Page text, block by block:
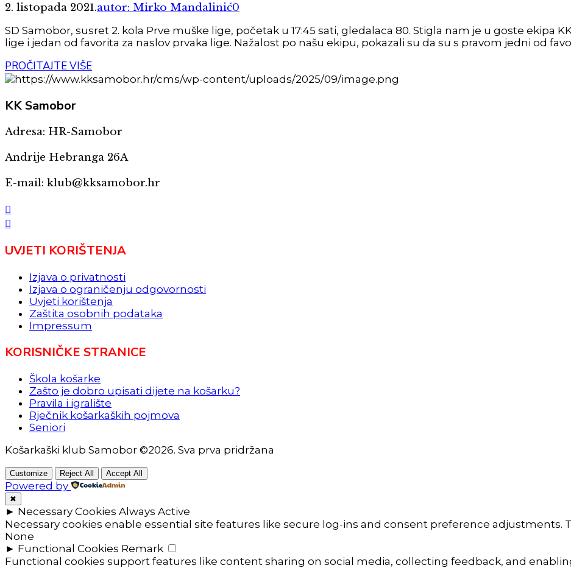
2. listopada 2021.autor: Mirko Mandalinić0
SD Samobor, susret 2. kola Prve muške lige, početak u 17:45 sati, gledalaca 80. Stigla nam je u goste ekipa
lige i jedan od favorita za naslov prvaka lige. Nažalost po našu ekipu, pokazali su da su s pravom jedni od
PROČITAJTE VIŠE
KKSamobor
Adresa: HR-Samobor
Andrije Hebranga 26A
E-mail: klub@kksamobor.hr
UVJETI KORIŠTENJA
Izjava o privatnosti
Izjava o ograničenju odgovornosti
Uvjeti korištenja
Zaštita osobnih podataka
Impressum
KORISNIČKE STRANICE
Škola košarke
Zašto je dobro upisati dijete na košarku?
Pravila i igralište
Rječnik košarkaških pojmova
Seniori
Košarkaški klub Samobor ©2026. Sva prva pridržana
Customize Reject All Accept All
Powered by
✖
► Necessary Cookies Always Active
Necessary cookies enable essential site features like secure log-ins and consent preference adjustments.
None
► Functional Cookies Remark
Functional cookies support features like content sharing on social media, collecting feedback, and